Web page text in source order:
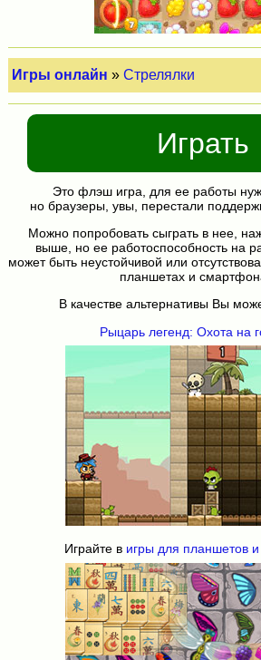
Игры онлайн »Стрелялки
Играть
Это флэш игра, для ее работы
но браузеры, увы, перестали
Можно попробовать сыграть в нее,
выше, но ее работоспособность на
может быть неустойчивой или
планшетах и
В качестве альтернативы Вы
Рыцарь легенд: Охота на
Играйте в игры для планшетов